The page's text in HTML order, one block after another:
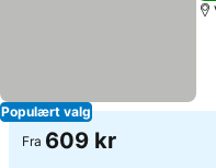
Populært valg
Fra 609 kr